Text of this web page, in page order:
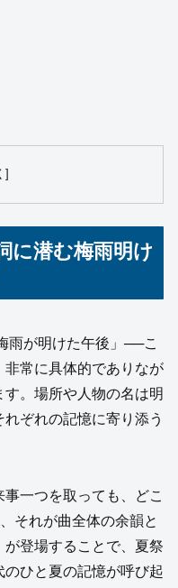
に潜む梅雨明け
雨が明けた午後」──こ
常に具体的でありなが
。場所や人物の名は明
ぞれの記憶に寄り添う
一つを取っても、どこ
それが曲全体の余韻と
登場することで、夏祭
ひと夏の記憶が呼び起